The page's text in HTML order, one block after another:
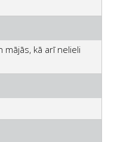
kā arī nelieli